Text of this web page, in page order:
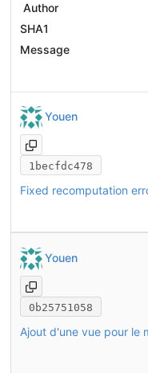
Author
SHA1
Message
Youen
1becfdc478
Youen
0b25751058